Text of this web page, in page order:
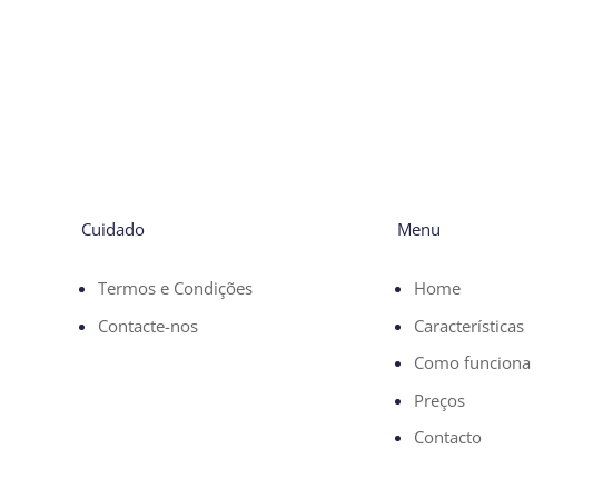
Cuidado
Termos e Condições
Contacte-nos
Menu
Home
Características
Como funciona
Preços
Contacto